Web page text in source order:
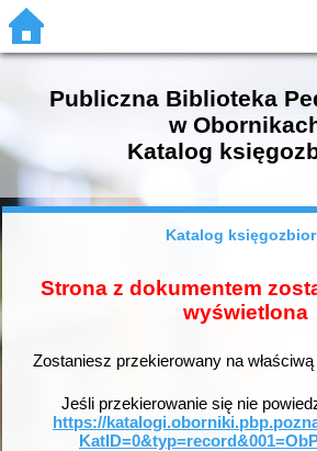
Publiczna Biblioteka
w
Katalog
Katalog
Strona z dokumentem
wyświetlona
Zostaniesz przekierowany na
Jeśli przekierowanie się nie
https://